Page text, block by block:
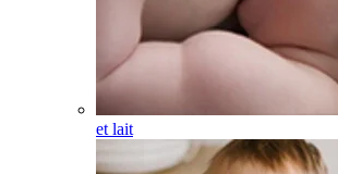
et lait